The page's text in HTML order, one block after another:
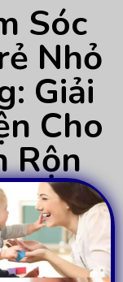
Sóc
Nhỏ
Giải
Cho
Rộn